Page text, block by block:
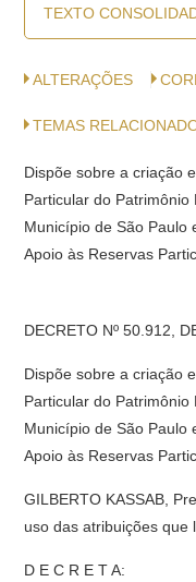
TEXTO
ALTERAÇÕES
TEMAS
Dispõe sobre a criação
Particular do
Município de São Paulo
Apoio às Reservas
DECRETO Nº 50.912,
Dispõe sobre a criação
Particular do
Município de São Paulo
Apoio às Reservas
GILBERTO KASSAB,
uso das atribuições que
D E C R E T A: